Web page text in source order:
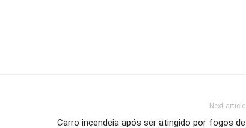
Next article
Carro incendeia após ser atingido por fogos de